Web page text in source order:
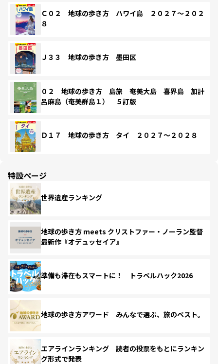
Ｃ０２ 地球の歩き方 ハワイ島 ２０２７～２０２
８
Ｊ３３ 地球の歩き方 墨田区
０２ 地球の歩き方 島旅 奄美大島 喜界島 加計
呂麻島（奄美群島１） ５訂版
Ｄ１７ 地球の歩き方 タイ ２０２７～２０２８
特設ページ
世界遺産ランキング
地球の歩き方 meets クリストファー・ノーラン監督
最新作『オデュッセイア』
準備も滞在もスマートに！ トラベルハック2026
地球の歩き方アワード みんなで選ぶ、旅のベスト。
エアラインランキング 読者の投票をもとにランキン
グ形式で発表